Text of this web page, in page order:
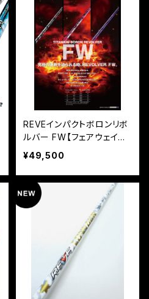
REVEインパクトボロンリボ
ルバー FW【フェアウェイ用
シャフト】
¥49,500